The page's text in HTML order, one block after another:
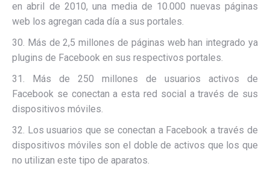
en abril de 2010, una media de 10.000 nuevas páginas
web los agregan cada día a sus portales.
30. Más de 2,5 millones de páginas web han integrado ya
plugins de Facebook en sus respectivos portales.
31. Más de 250 millones de usuarios activos de
Facebook se conectan a esta red social a través de sus
dispositivos móviles.
32. Los usuarios que se conectan a Facebook a través de
dispositivos móviles son el doble de activos que los que
no utilizan este tipo de aparatos.